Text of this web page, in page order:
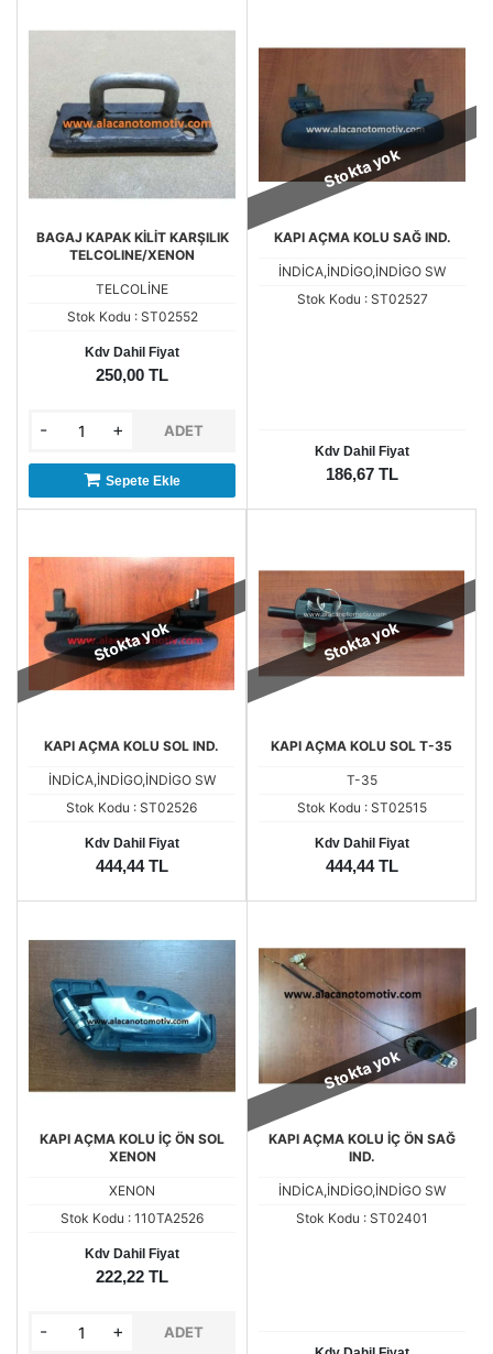
BAGAJ KAPAK KİLİT KARŞILIK
TELCOLINE/XENON
TELCOLİNE
Stok Kodu : ST02552
Kdv Dahil Fiyat
250,00 TL
- + ADET
Sepete Ekle
Stokta yok
KAPI AÇMA KOLU SAĞ IND.
İNDİCA,İNDİGO,İNDİGO SW
Stok Kodu : ST02527
Kdv Dahil Fiyat
186,67 TL
Stokta yok
KAPI AÇMA KOLU SOL IND.
İNDİCA,İNDİGO,İNDİGO SW
Stok Kodu : ST02526
Kdv Dahil Fiyat
444,44 TL
Stokta yok
KAPI AÇMA KOLU SOL T-35
T-35
Stok Kodu : ST02515
Kdv Dahil Fiyat
444,44 TL
KAPI AÇMA KOLU İÇ ÖN SOL
XENON
XENON
Stok Kodu : 110TA2526
Kdv Dahil Fiyat
222,22 TL
- + ADET
Stokta yok
KAPI AÇMA KOLU İÇ ÖN SAĞ
IND.
İNDİCA,İNDİGO,İNDİGO SW
Stok Kodu : ST02401